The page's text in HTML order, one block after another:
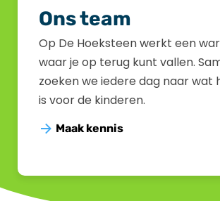
Ons team
Op De Hoeksteen werkt een
waar je op terug kunt vallen.
zoeken we iedere dag naar wat
is voor de kinderen.
Maak kennis